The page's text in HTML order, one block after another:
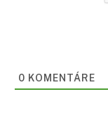
0 KOMENTÁRE